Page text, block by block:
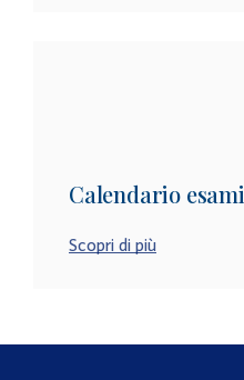
Calendario esami
Scopri di più